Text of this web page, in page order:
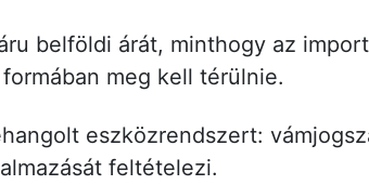
belföldi árát, minthogy az
meg kell térülnie.
eszközrendszert:
feltételezi.